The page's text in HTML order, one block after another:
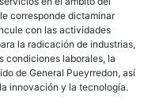
corresponde dictaminar
con las actividades
la radicación de industrias,
condiciones laborales, la
de General Pueyrredon, así
innovación y la tecnología.